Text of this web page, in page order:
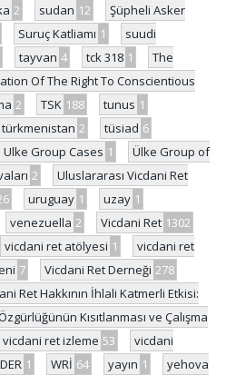
2 sudan 12
Şüpheli Asker
Suruç Katliamı 1
suudi
tayvan 4 tck 318 1
The
Of The Right To Conscientious
2 TSK 188 tunus 1
türkmenistan 2 tüsiad 6
Ulke Group Cases 1
Ülke Group of
2
Uluslararası Vicdani Ret
uruguay 1 uzay 1
venezuella 2 Vicdani Ret 1302
vicdani ret atölyesi 1
vicdani ret
7 Vicdani Ret Derneği 278
Ret Hakkının İhlali Katmerli Etkisi:
Kısıtlanması ve Çalışma
vicdani ret izleme 53
vicdani
1 WRİ 64 yayın 1
yehova